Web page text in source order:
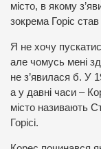
місто, в якому
зокрема Горіс
Я не хочу
але чомусь мені
не з’явилася б. У
а у давні часи –
місто називають
Горісі.